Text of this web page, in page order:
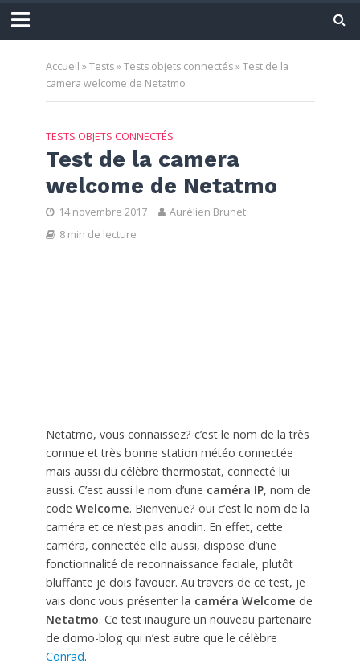
Accueil »Tests»Tests objets connectés»Test de la
camera welcome de Netatmo
TESTS OBJETS CONNECTÉS
Test de la camera
welcome de Netatmo
14 novembre 2017
Aurélien Brunet
8 min de lecture
Netatmo, vous connaissez? c’est le nom de la très
connue et très bonne station météo connectée
mais aussi du célèbre thermostat, connecté lui
aussi. C’est aussi le nom d’une caméra IP, nom de
code Welcome. Bienvenue? oui c’est le nom de la
caméra et ce n’est pas anodin. En effet, cette
caméra, connectée elle aussi, dispose d’une
fonctionnalité de reconnaissance faciale, plutôt
bluffante je dois l’avouer. Au travers de ce test, je
vais donc vous présenter la caméra Welcome de
Netatmo. Ce test inaugure un nouveau partenaire
de domo-blog qui n’est autre que le célèbre
Conrad.